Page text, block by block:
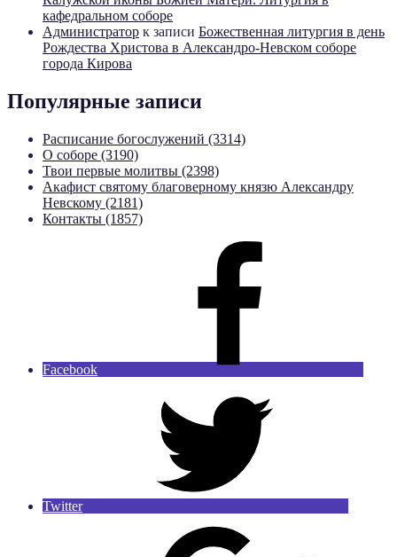
кафедральном соборе
Администратор к записи Божественная литургия в день
Рождества Христова в Александро-Невском соборе
города Кирова
Популярные записи
Расписание богослужений (3314)
О соборе (3190)
Твои первые молитвы (2398)
Акафист святому благоверному князю Александру
Невскому (2181)
Контакты (1857)
Facebook
Twitter